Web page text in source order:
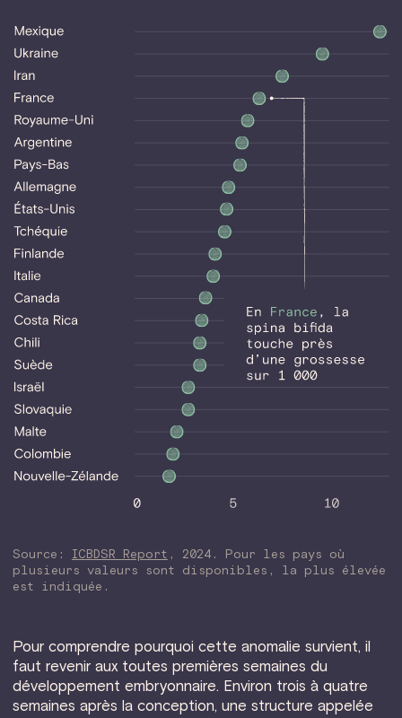
Source: ICBDSR Report , 2024. Pour les pays où
plusieurs valeurs sont disponibles, la plus élevée
est indiquée.
Pour comprendre pourquoi cette anomalie survient, il
faut revenir aux toutes premières semaines du
développement embryonnaire. Environ trois à quatre
semaines après la conception, une structure appelée